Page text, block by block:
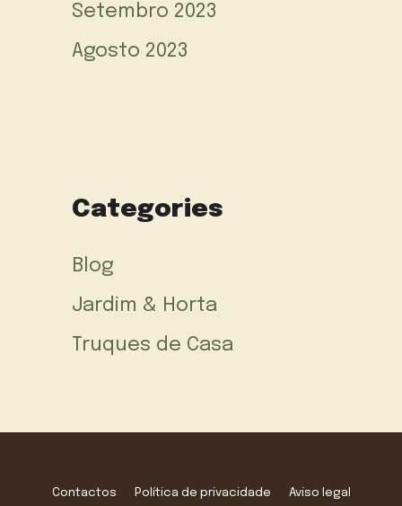
Setembro 2023
Agosto 2023
Categories
Blog
Jardim & Horta
Truques de Casa
Contactos Política de privacidade Aviso legal